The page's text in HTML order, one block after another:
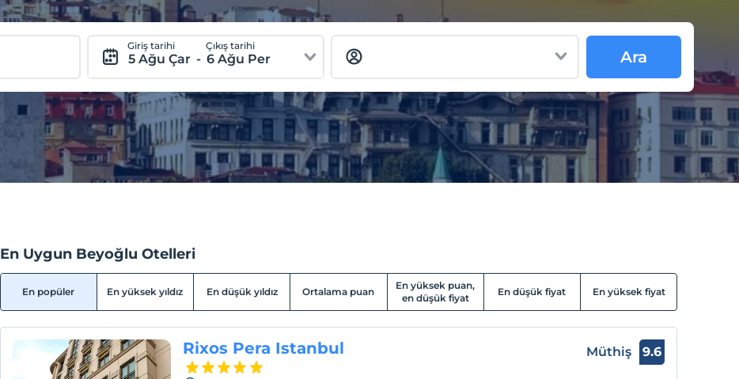
Giriş tarihi
5 Ağu Çar -
Çıkış tarihi
6 Ağu Per Ara
En Uygun Beyoğlu Otelleri
En popüler En yüksek yıldız En düşük yıldız Ortalama puan
En yüksek puan,
en düşük fiyat
En düşük fiyat En yüksek fiyat
Rixos Pera Istanbul Müthiş 9.6